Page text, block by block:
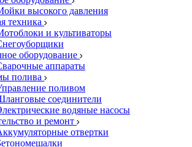
высокого давления
техника
и культиваторы
оборудование
аппараты
полива
поливом
соединители
водяные насосы
и ремонт
отвертки